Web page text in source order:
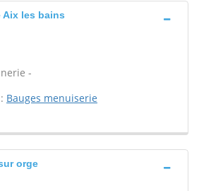
Aix les bains
-
Bauges menuiserie
orge